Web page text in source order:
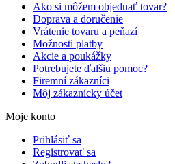
Ako si môžem objednať tovar?
Doprava a doručenie
Vrátenie tovaru a peňazí
Možnosti platby
Akcie a poukážky
Potrebujete ďalšiu pomoc?
Firemní zákazníci
Môj zákaznícky účet
Moje konto
Prihlásiť sa
Registrovať sa